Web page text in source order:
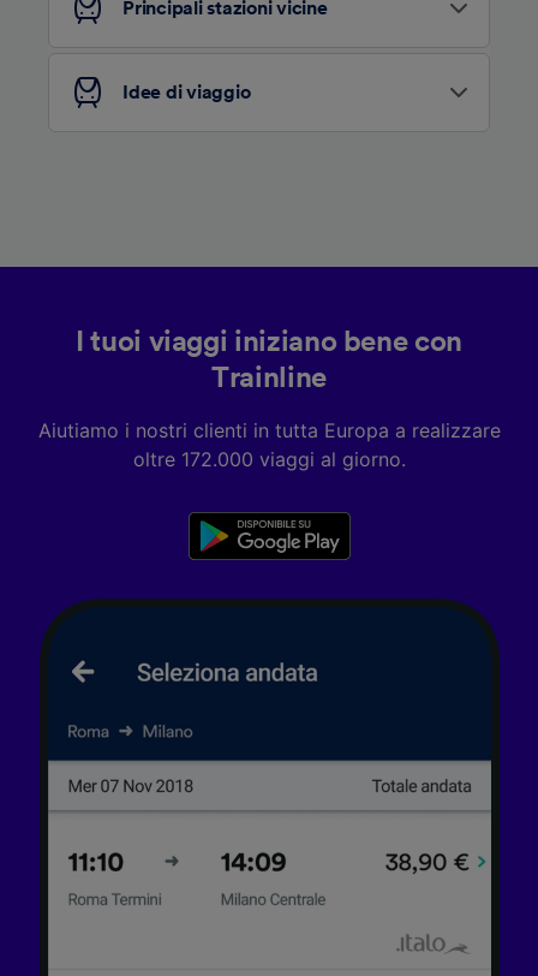
Principali stazioni vicine
Idee di viaggio
I tuoi viaggi iniziano bene con
Trainline
Aiutiamo i nostri clienti in tutta Europa a realizzare
oltre 172.000 viaggi al giorno.
Elenco dei partner (fornitori)